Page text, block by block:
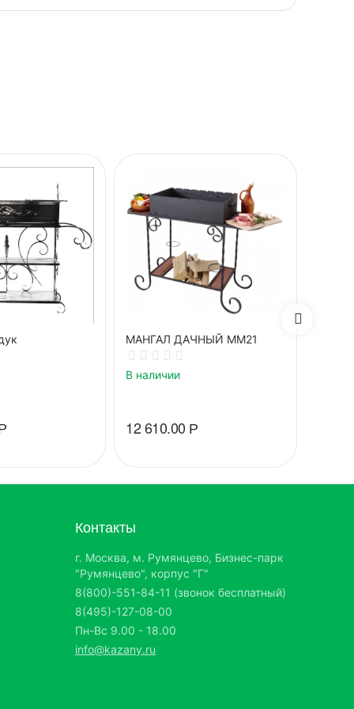
МАНГАЛ ДАЧНЫЙ ММ21
В наличии
12 610.00 Р
Контакты
г. Москва, м. Румянцево, Бизнес-парк
"Румянцево", корпус "Г"
8(800)-551-84-11 (звонок бесплатный)
8(495)-127-08-00
Пн-Вс 9.00 - 18.00
info@kazany.ru